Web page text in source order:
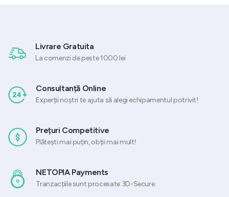
Livrare Gratuita
La comenzi de peste 1000 lei
Consultanță Online
Experții noștri te ajuta să alegi echipamentul potrivit!
Prețuri Competitive
Plătești mai puțin, obții mai mult!
NETOPIA Payments
Tranzacțiile sunt procesate 3D-Secure